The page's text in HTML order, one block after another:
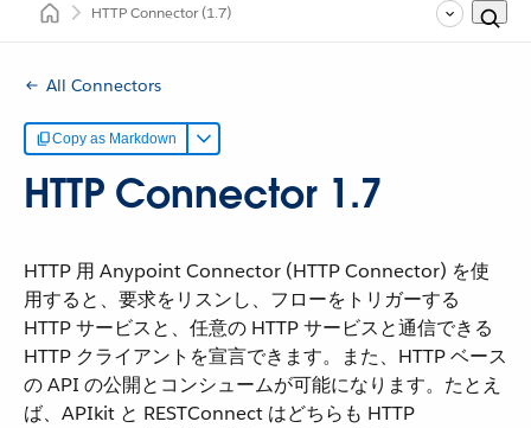
HTTP Connector(1.7)
All Connectors
Copy as Markdown
HTTP Connector 1.7
HTTP 用 Anypoint Connector (HTTP Connector) を使
用すると、要求をリスンし、フローをトリガーする
HTTP サービスと、任意の HTTP サービスと通信できる
HTTP クライアントを宣言できます。また、HTTP ベース
の API の公開とコンシュームが可能になります。たとえ
ば、APIkit と RESTConnect はどちらも HTTP